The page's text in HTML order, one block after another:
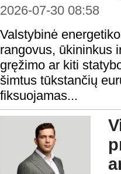
2026-07-30 08:58
Valstybinė
rangovus, ūkininkus
gręžimo ar kiti
šimtus tūkstančių
fiksuojamas...